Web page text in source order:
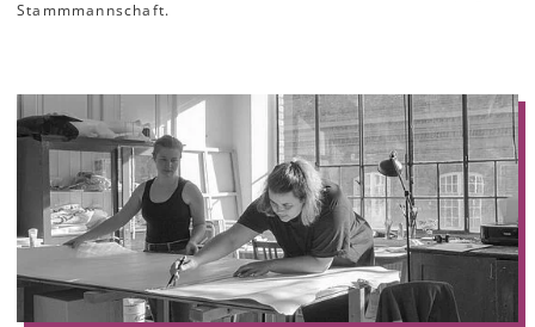
Stammmannschaft.